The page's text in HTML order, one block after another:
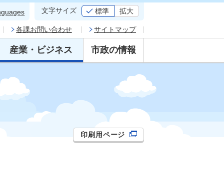
文字サイズ 標準 拡大
産業・ビジネス 市政の情報
各課お問い合わせ サイトマップ
印刷用ページ